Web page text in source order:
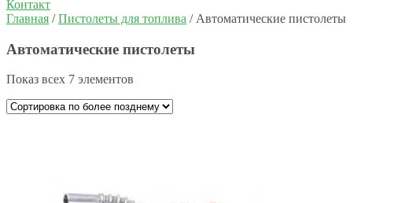
Контакт
Главная /Пистолеты для топлива / Автоматические пистолеты
Автоматические пистолеты
Показ всех 7 элементов